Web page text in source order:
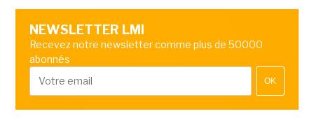
NEWSLETTER LMI
Recevez notre newsletter comme plus de 50000
abonnés
OK